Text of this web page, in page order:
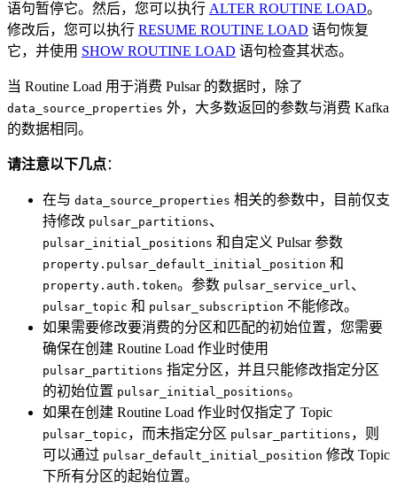
语句暂停它。然后，您可以执行 ALTER ROUTINE LOAD。
修改后，您可以执行 RESUME ROUTINE LOAD 语句恢复
它，并使用 SHOW ROUTINE LOAD 语句检查其状态。
当 Routine Load 用于消费 Pulsar 的数据时，除了
data_source_properties 外，大多数返回的参数与消费 Kafka
的数据相同。
请注意以下几点：
在与 data_source_properties 相关的参数中，目前仅支
持修改 pulsar_partitions、
pulsar_initial_positions 和自定义 Pulsar 参数
property.pulsar_default_initial_position 和
property.auth.token。参数 pulsar_service_url、
pulsar_topic 和 pulsar_subscription 不能修改。
如果需要修改要消费的分区和匹配的初始位置，您需要
确保在创建 Routine Load 作业时使用
pulsar_partitions 指定分区，并且只能修改指定分区
的初始位置 pulsar_initial_positions。
如果在创建 Routine Load 作业时仅指定了 Topic
pulsar_topic ，而未指定分区 pulsar_partitions ，则
可以通过 pulsar_default_initial_position 修改 Topic
下所有分区的起始位置。